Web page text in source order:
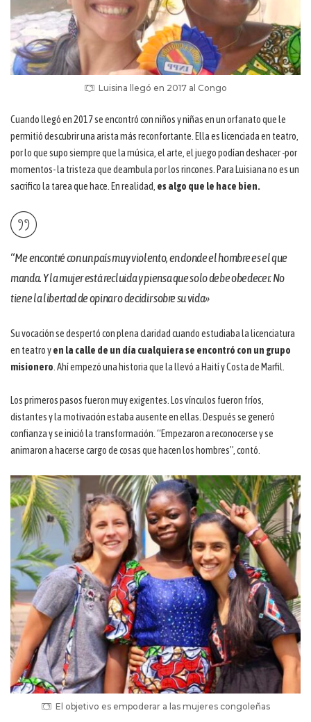
Luisina llegó en 2017 al Congo
Cuando llegó en 2017 se encontró con niños y niñas en un orfanato que le
permitió descubrir una arista más reconfortante. Ella es licenciada en teatro,
por lo que supo siempre que la música, el arte, el juego podían deshacer -por
momentos- la tristeza que deambula por los rincones. Para Luisiana no es un
sacrifico la tarea que hace. En realidad, es algo que le hace bien.
“Me encontré con un país muy violento, en donde el hombre es el que
manda. Y la mujer está recluida y piensa que solo debe obedecer. No
tiene la libertad de opinar o decidir sobre su vida»
Su vocación se despertó con plena claridad cuando estudiaba la licenciatura
en teatro yen la calle de un día cualquiera se encontró con un grupo
misionero . Ahí empezó una historia que la llevó a Haití y Costa de Marfil.
Los primeros pasos fueron muy exigentes. Los vínculos fueron fríos,
distantes y la motivación estaba ausente en ellas. Después se generó
confianza y se inició la transformación. “Empezaron a reconocerse y se
animaron a hacerse cargo de cosas que hacen los hombres”, contó.
El objetivo es empoderar a las mujeres congoleñas